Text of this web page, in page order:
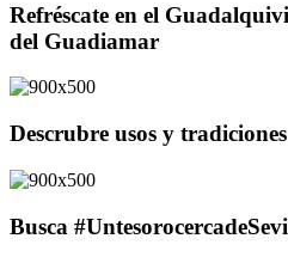
Refréscate en el
del Guadiamar
Descrubre usos y
Busca